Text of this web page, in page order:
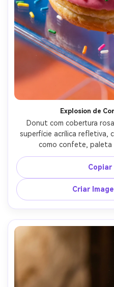
Explosion de
Donut com cobertura
superfície acrílica refletiva,
como confete, paleta
fotorrealista, luz lateral
acentuados, fotografado
foto de produto ultra
cobertura
Copiar
Criar